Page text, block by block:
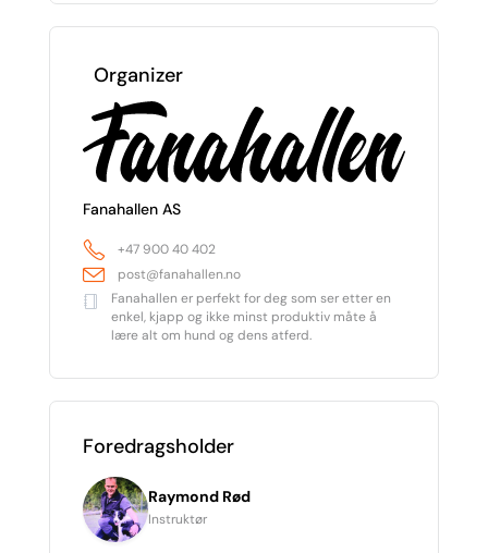
Organizer
Fanahallen AS
+47 900 40 402
post@fanahallen.no
Fanahallen er perfekt for deg som ser etter en
enkel, kjapp og ikke minst produktiv måte å
lære alt om hund og dens atferd.
Foredragsholder
Raymond Rød
Instruktør